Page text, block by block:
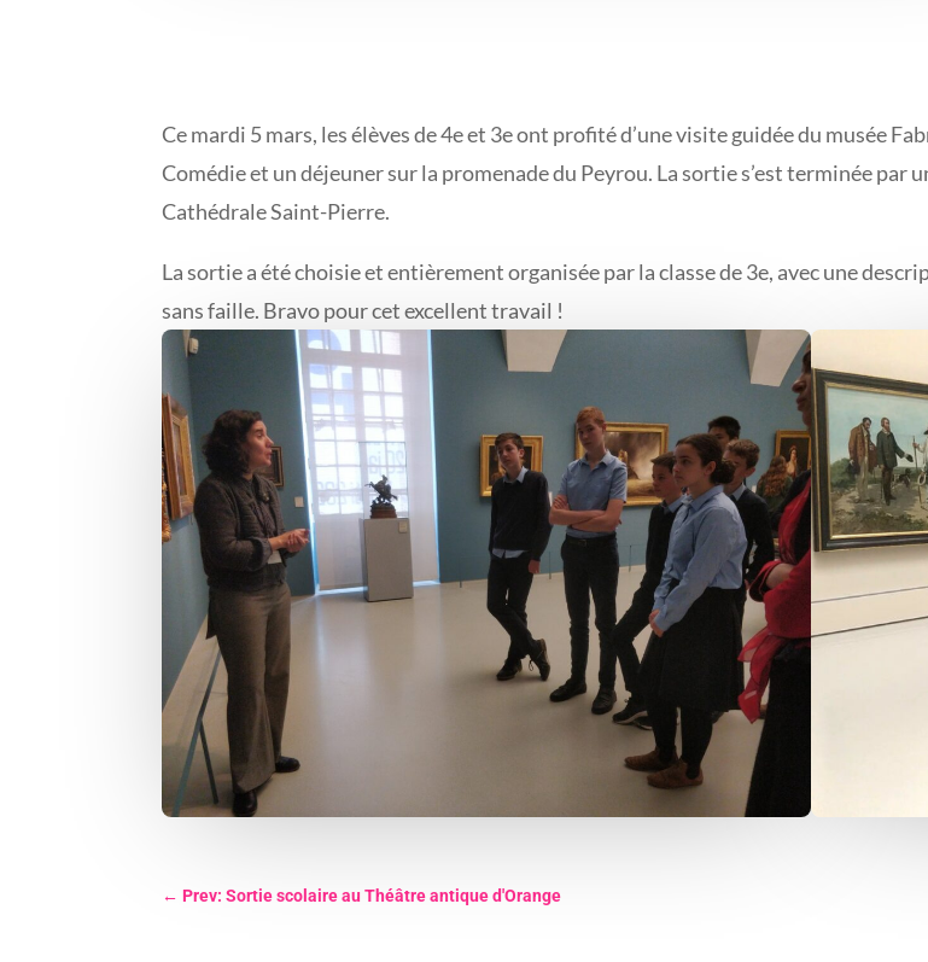
Ce mardi 5 mars, les élèves de 4e et 3e ont profité d’une visite guidée du musée
Comédie et un déjeuner sur la promenade du Peyrou. La sortie s’est terminée par
Cathédrale Saint-Pierre.
La sortie a été choisie et entièrement organisée par la classe de 3e, avec une
sans faille. Bravo pour cet excellent travail !
←Prev: Sortie scolaire au Théâtre antique d'Orange